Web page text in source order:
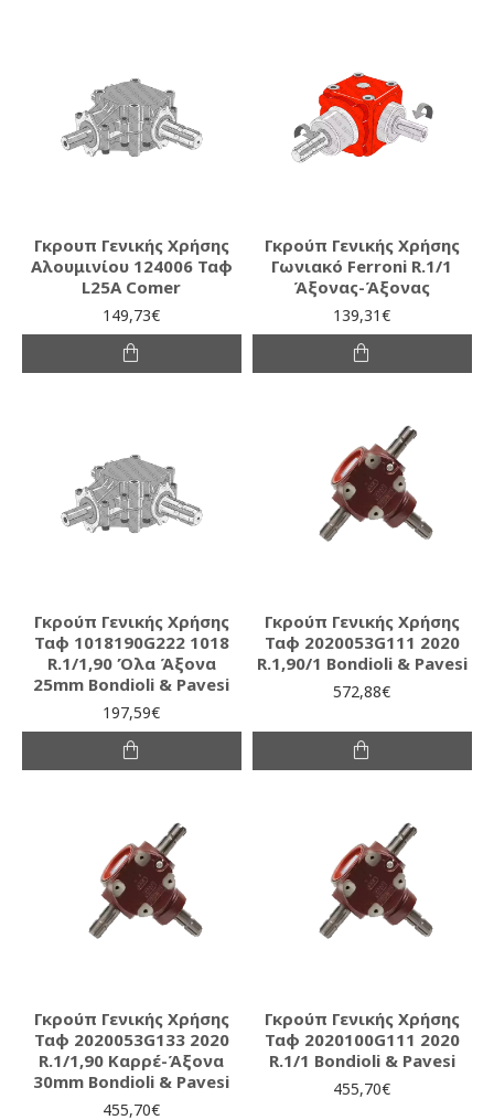
Γκρουπ Γενικής Χρήσης
Αλουμινίου 124006 Ταφ
L25A Comer
149,73€
Γκρούπ Γενικής Χρήσης
Γωνιακό Ferroni R.1/1
Άξονας-Άξονας
139,31€
Γκρούπ Γενικής Χρήσης
Ταφ 1018190G222 1018
R.1/1,90 Όλα Άξονα
25mm Bondioli & Pavesi
197,59€
Γκρούπ Γενικής Χρήσης
Ταφ 2020053G111 2020
R.1,90/1 Bondioli & Pavesi
572,88€
Γκρούπ Γενικής Χρήσης
Ταφ 2020053G133 2020
R.1/1,90 Καρρέ-Άξονα
30mm Bondioli & Pavesi
455,70€
Γκρούπ Γενικής Χρήσης
Ταφ 2020100G111 2020
R.1/1 Bondioli & Pavesi
455,70€